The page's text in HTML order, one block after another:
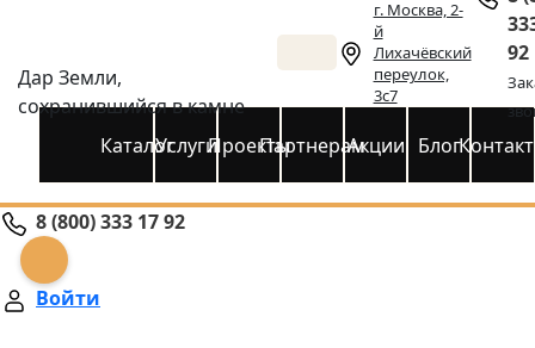
Дар Земли,
сохранившийся в камне
г. Москва, 2-
й
Лихачёвский
переулок,
3с7
92
КаталогУслугиПроектыПартнерамАкции Блог
8 (800) 333 17 92
Войти